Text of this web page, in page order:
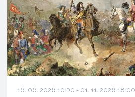
16. 06. 2026 10:00 - 01. 11. 2026 18:00